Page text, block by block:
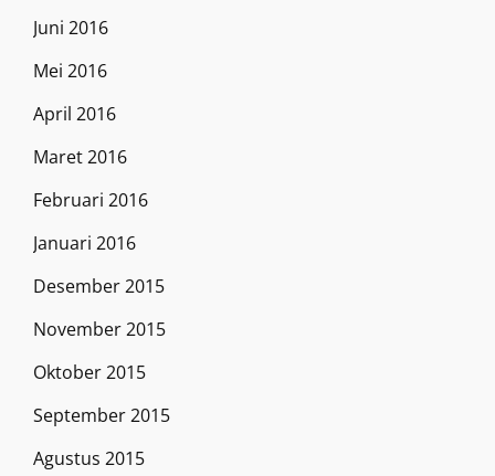
Juni 2016
Mei 2016
April 2016
Maret 2016
Februari 2016
Januari 2016
Desember 2015
November 2015
Oktober 2015
September 2015
Agustus 2015